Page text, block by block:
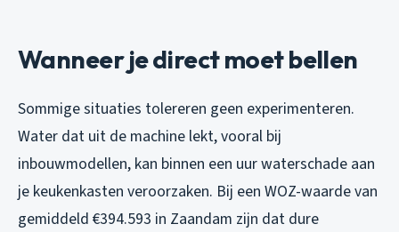
Wanneer je direct moet bellen
Sommige situaties tolereren geen experimenteren.
Water dat uit de machine lekt, vooral bij
inbouwmodellen, kan binnen een uur waterschade aan
je keukenkasten veroorzaken. Bij een WOZ-waarde van
gemiddeld €394.593 in Zaandam zijn dat dure